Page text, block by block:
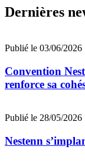
Dernières
Publié le 03/06/2026
Convention
renforce sa
Publié le 28/05/2026
Nestenn